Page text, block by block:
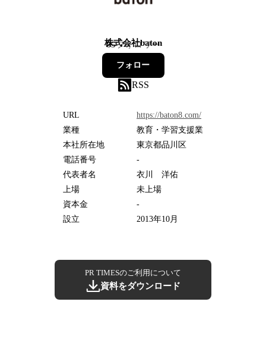
株式会社baton
65フォロワー
フォロー
RSS
URL
https://baton8.com/
業種
教育・学習支援業
本社所在地
東京都品川区
電話番号
-
代表者名
衣川 洋佑
上場
未上場
資本金
-
設立
2013年10月
PR TIMESのご利用について
資料をダウンロード